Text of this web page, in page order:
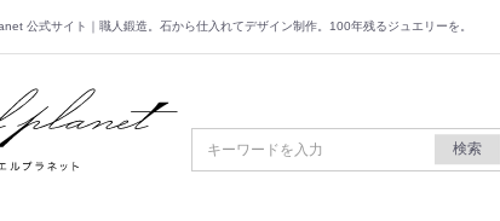
公式サイト｜職人鍛造。石から仕入れてデザイン制作。100年残るジュエリーを。
planet 公式サイト
検索